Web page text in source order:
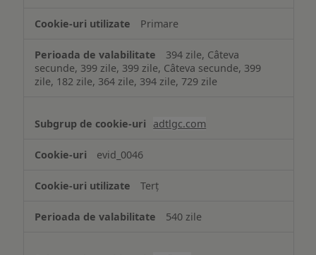
Primare
394 zile, Câteva
secunde, 399 zile, 399 zile, Câteva secunde, 399
zile, 182 zile, 364 zile, 394 zile, 729 zile
adtlgc.com
evid_0046
Terț
540 zile